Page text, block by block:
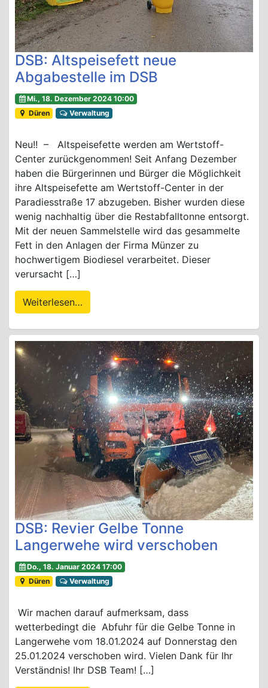
DSB: Altspeisefett neue
Abgabestelle im DSB
Mi., 18. Dezember 2024 10:00
Düren
Verwaltung
Neu!! – Altspeisefette werden am Wertstoff-
Center zurückgenommen! Seit Anfang Dezember
haben die Bürgerinnen und Bürger die Möglichkeit
ihre Altspeisefette am Wertstoff-Center in der
Paradiesstraße 17 abzugeben. Bisher wurden diese
wenig nachhaltig über die Restabfalltonne entsorgt.
Mit der neuen Sammelstelle wird das gesammelte
Fett in den Anlagen der Firma Münzer zu
hochwertigem Biodiesel verarbeitet. Dieser
verursacht […]
Weiterlesen…
DSB: Revier Gelbe Tonne
Langerwehe wird verschoben
Do., 18. Januar 2024 17:00
Düren
Verwaltung
Wir machen darauf aufmerksam, dass
wetterbedingt die Abfuhr für die Gelbe Tonne in
Langerwehe vom 18.01.2024 auf Donnerstag den
25.01.2024 verschoben wird. Vielen Dank für Ihr
Verständnis! Ihr DSB Team! […]